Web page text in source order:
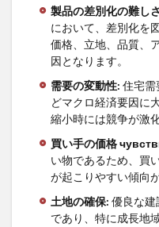
製品の差別化の難しさ
において、差別化を
価格、立地、品質、
因となります。
需要の変動性: 住宅需
どマクロ経済要因に
縮小時には競争が激
買い手の価格
い物であるため、買
が起こりやすい傾向
土地の確保: 優良な建
であり、特に成長地